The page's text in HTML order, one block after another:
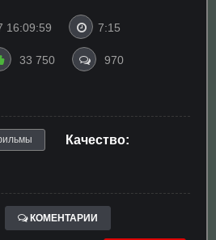
16:09:59 7:15
33 750 970
Качество:
КОМЕНТАРИИ